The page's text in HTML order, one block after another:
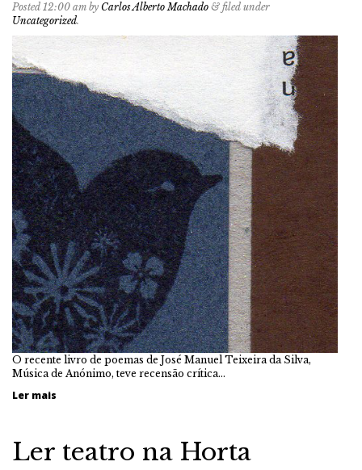
Posted 12:00 am by Carlos Alberto Machado & filed under
Uncategorized.
O recente livro de poemas de José Manuel Teixeira da Silva,
Música de Anónimo, teve recensão crítica…
Ler mais
Ler teatro na Horta